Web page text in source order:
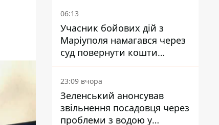
06:13
Учасник бойових дій з
Маріуполя намагався через
суд повернути кошти
субсидії з рахунку в
Ощадбанку - яким було
рішення
23:09 вчора
Зеленський анонсував
звільнення посадовця через
проблеми з водою у